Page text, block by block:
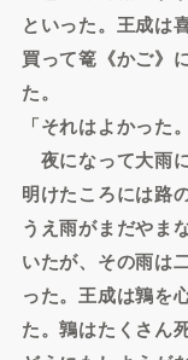
といった。王成は
買って篭《かご》
た。
「それはよかった
夜になって大雨
明けたころには路
うえ雨がまだやま
いたが、その雨は
った。王成は鶉を
た。鶉はたくさん